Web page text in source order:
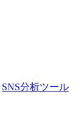
SNS分析ツール